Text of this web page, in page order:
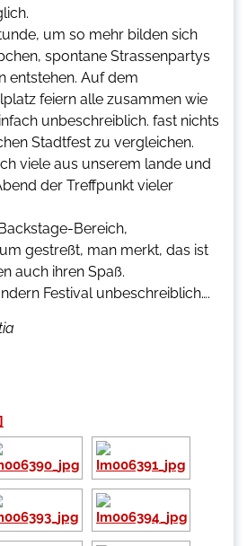
um so mehr bilden sich
spontane Strassenpartys
entstehen. Auf dem
feiern alle zusammen wie
unbeschreiblich. fast nichts
Stadtfest zu vergleichen.
viele aus unserem lande und
der Treffpunkt vieler
Bereich,
gestreßt, man merkt, das ist
auch ihren Spaß.
Festival unbeschreiblich….